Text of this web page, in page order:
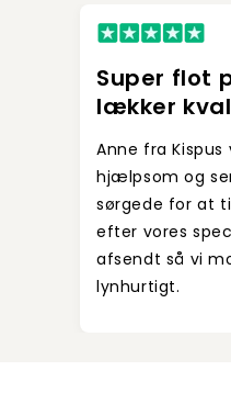
Super flot
lækker
Anne fra Kispus
hjælpsom og
sørgede for at
efter vores
afsendt så vi
lynhurtigt.